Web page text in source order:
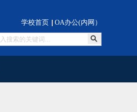
学校首页 OA办公(内网）